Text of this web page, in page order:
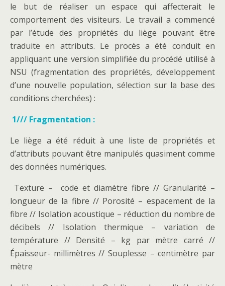
le but de réaliser un espace qui affecterait le
comportement des visiteurs. Le travail a commencé
par l’étude des propriétés du liège pouvant être
traduite en attributs. Le procès a été conduit en
appliquant une version simplifiée du procédé utilisé à
NSU (fragmentation des propriétés, développement
d’une nouvelle population, sélection sur la base des
conditions cherchées) :
1/// Fragmentation :
Le liège a été réduit à une liste de propriétés et
d’attributs pouvant être manipulés quasiment comme
des données numériques.
Texture – code et diamètre fibre // Granularité –
longueur de la fibre // Porosité – espacement de la
fibre // Isolation acoustique – réduction du nombre de
décibels // Isolation thermique – variation de
température // Densité – kg par mètre carré //
Épaisseur- millimètres // Souplesse – centimètre par
mètre